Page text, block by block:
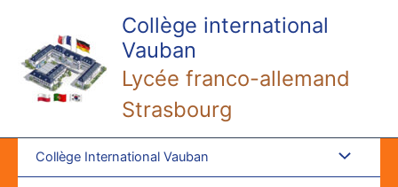
contenu
Collège international
Vauban
Lycée franco-allemand
Strasbourg
Collège International Vauban